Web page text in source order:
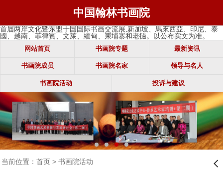
中国翰林书画院
首届两岸文化暨东盟十国国际书画交流展,新加坡、馬來西亞、印尼、泰
國、越南、菲律賓、文萊、緬甸、柬埔寨和老撾。以公布实文为准。
网站首页 书画院专题 最新资讯
书画院成员 书画院名家 领导与名人
书画院活动 投诉与建议
当前位置： 首页> 书画院活动 󰊒